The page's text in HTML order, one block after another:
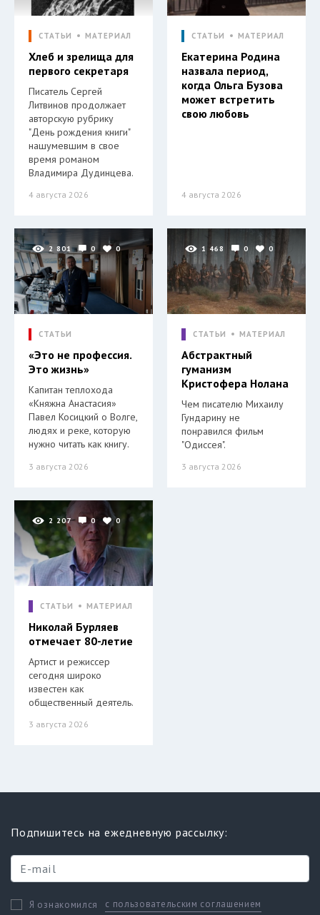
СТАТЬИ МАТЕРИАЛ
Хлеб и зрелища для
первого секретаря
Писатель Сергей
Литвинов продолжает
авторскую рубрику
"День рождения книги"
нашумевшим в свое
время романом
Владимира Дудинцева.
4 августа 2026
СТАТЬИ МАТЕРИАЛ
Екатерина Родина
назвала период,
когда Ольга Бузова
может встретить
свою любовь
4 августа 2026
2 801 0 0
СТАТЬИ
«Это не профессия.
Это жизнь»
Капитан теплохода
«Княжна Анастасия»
Павел Косицкий о Волге,
людях и реке, которую
нужно читать как книгу.
3 августа 2026
1 468 0 0
СТАТЬИ МАТЕРИАЛ
Абстрактный
гуманизм
Кристофера Нолана
Чем писателю Михаилу
Гундарину не
понравился фильм
"Одиссея".
3 августа 2026
2 207 0 0
СТАТЬИ МАТЕРИАЛ
Николай Бурляев
отмечает 80-летие
Артист и режиссер
сегодня широко
известен как
общественный деятель.
3 августа 2026
Подпишитесь на ежедневную рассылку:
Я ознакомился с пользовательским соглашением